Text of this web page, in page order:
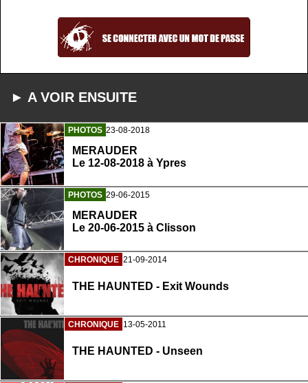
► A VOIR ENSUITE
PHOTOS 23-08-2018
MERAUDER
Le 12-08-2018 à Ypres
PHOTOS 29-06-2015
MERAUDER
Le 20-06-2015 à Clisson
CHRONIQUE 21-09-2014
THE HAUNTED - Exit Wounds
CHRONIQUE 13-05-2011
THE HAUNTED - Unseen